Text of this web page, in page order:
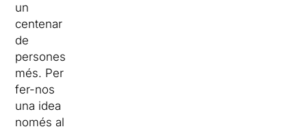
un
centenar
de
persones
més. Per
fer-nos
una idea
només al